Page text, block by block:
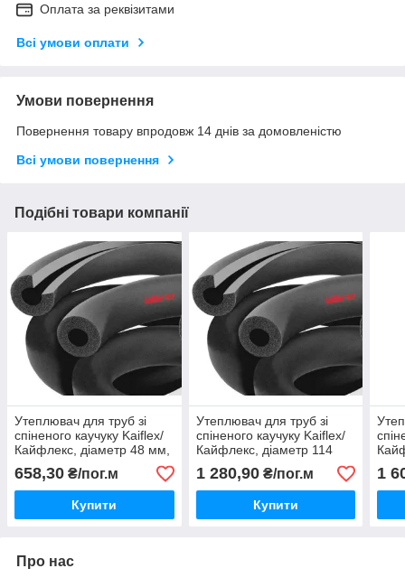
Оплата за реквізитами
Всі умови оплати
Умови повернення
Повернення товару впродовж 14 днів за домовленістю
Всі умови повернення
Подібні товари компанії
Утеплювач для труб зі
спіненого каучуку Kaiflex/
Кайфлекс, діаметр 48 мм,
товщина 32 мм.
658,30 ₴/пог.м
Купити
Утеплювач для труб зі
спіненого каучуку Kaiflex/
Кайфлекс, діаметр 114
мм, товщина 25 мм.
1 280,90₴/пог.м
Купити
мм,
1
Про нас